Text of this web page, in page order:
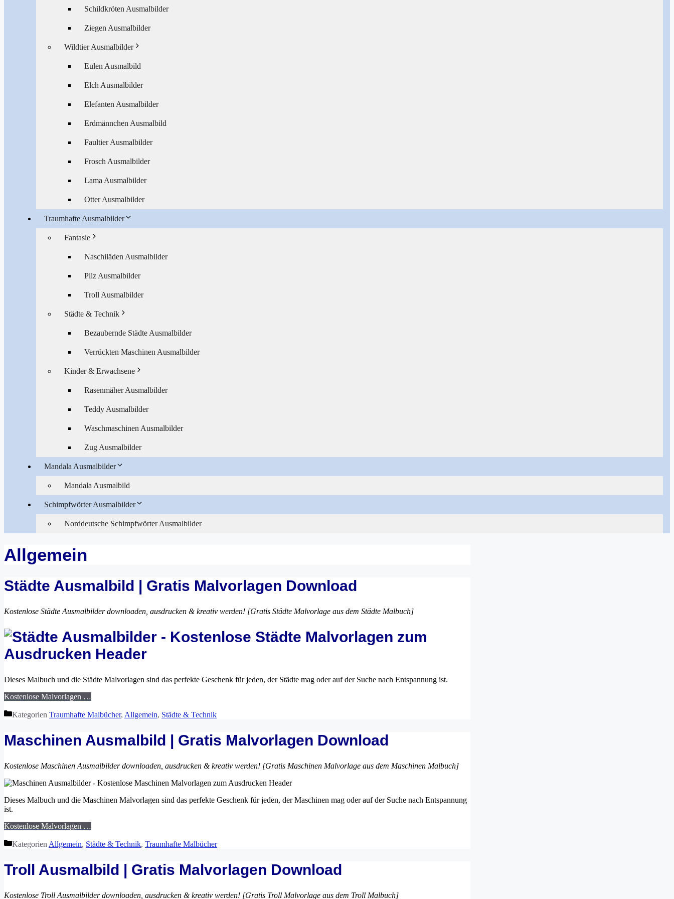
Schildkröten Ausmalbilder
Ziegen Ausmalbilder
Wildtier Ausmalbilder
Eulen Ausmalbild
Elch Ausmalbilder
Elefanten Ausmalbilder
Erdmännchen Ausmalbild
Faultier Ausmalbilder
Frosch Ausmalbilder
Lama Ausmalbilder
Otter Ausmalbilder
Traumhafte Ausmalbilder
Fantasie
Naschiläden Ausmalbilder
Pilz Ausmalbilder
Troll Ausmalbilder
Städte & Technik
Bezaubernde Städte Ausmalbilder
Verrückten Maschinen Ausmalbilder
Kinder & Erwachsene
Rasenmäher Ausmalbilder
Teddy Ausmalbilder
Waschmaschinen Ausmalbilder
Zug Ausmalbilder
Mandala Ausmalbilder
Mandala Ausmalbild
Schimpfwörter Ausmalbilder
Norddeutsche Schimpfwörter Ausmalbilder
Allgemein
Städte Ausmalbild | Gratis Malvorlagen Download
Kostenlose Städte Ausmalbilder downloaden, ausdrucken & kreativ werden! [Gratis Städte Malvorlage aus dem Städte Malbuch]
Dieses Malbuch und die Städte Malvorlagen sind das perfekte Geschenk für jeden, der Städte mag oder auf der Suche nach Entspannung ist.
Kostenlose Malvorlagen …
Kategorien Traumhafte Malbücher, Allgemein, Städte & Technik
Maschinen Ausmalbild | Gratis Malvorlagen Download
Kostenlose Maschinen Ausmalbilder downloaden, ausdrucken & kreativ werden! [Gratis Maschinen Malvorlage aus dem Maschinen Malbuch]
Dieses Malbuch und die Maschinen Malvorlagen sind das perfekte Geschenk für jeden, der Maschinen mag oder auf der Suche nach Entspannung
ist.
Kostenlose Malvorlagen …
Kategorien Allgemein, Städte & Technik, Traumhafte Malbücher
Troll Ausmalbild | Gratis Malvorlagen Download
Kostenlose Troll Ausmalbilder downloaden, ausdrucken & kreativ werden! [Gratis Troll Malvorlage aus dem Troll Malbuch]